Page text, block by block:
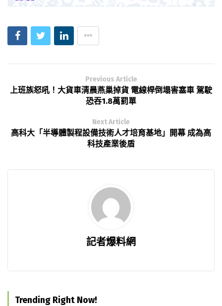
Previous Article
上班族怒吼！大貨車清晨燕巢掉貨 電線桿倒塌害塞車 駕駛
恐吞1.8萬罰單
Next Article
高科大「半導體製程設備技術人才培育基地」開幕 成為高
科技產業後盾
記者爆料網
Trending Right Now!